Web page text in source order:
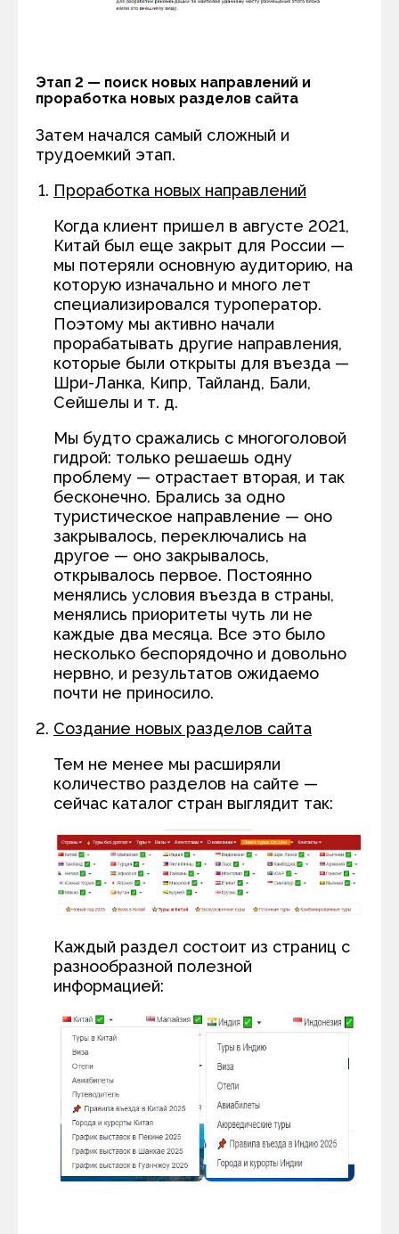
Этап 2 — поиск новых направлений и
проработка новых разделов сайта
Затем начался самый сложный и
трудоемкий этап.
Проработка новых направлений
Когда клиент пришел в августе 2021,
Китай был еще закрыт для России —
мы потеряли основную аудиторию, на
которую изначально и много лет
специализировался туроператор.
Поэтому мы активно начали
прорабатывать другие направления,
которые были открыты для въезда —
Шри-Ланка, Кипр, Тайланд, Бали,
Сейшелы и т. д.
Мы будто сражались с многоголовой
гидрой: только решаешь одну
проблему — отрастает вторая, и так
бесконечно. Брались за одно
туристическое направление — оно
закрывалось, переключались на
другое — оно закрывалось,
открывалось первое. Постоянно
менялись условия въезда в страны,
менялись приоритеты чуть ли не
каждые два месяца. Все это было
несколько беспорядочно и довольно
нервно, и результатов ожидаемо
почти не приносило.
Создание новых разделов сайта
Тем не менее мы расширяли
количество разделов на сайте —
сейчас каталог стран выглядит так:
Каждый раздел состоит из страниц с
разнообразной полезной
информацией: